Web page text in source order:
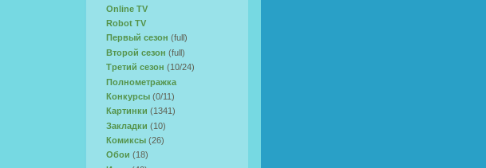
Online TV
Robot TV
Первый сезон (full)
Второй сезон (full)
Третий сезон (10/24)
Полнометражка
Конкурсы (0/11)
Картинки (1341)
Закладки (10)
Комиксы (26)
Обои (18)